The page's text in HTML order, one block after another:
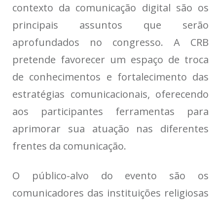
contexto da comunicação digital são os
principais assuntos que serão
aprofundados no congresso. A CRB
pretende favorecer um espaço de troca
de conhecimentos e fortalecimento das
estratégias comunicacionais, oferecendo
aos participantes ferramentas para
aprimorar sua atuação nas diferentes
frentes da comunicação.
O público-alvo do evento são os
comunicadores das instituições religiosas